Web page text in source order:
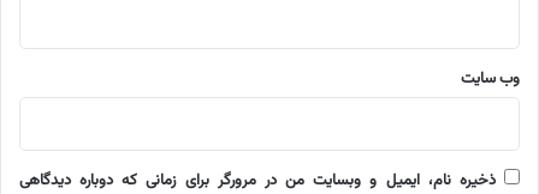
وب‌ سایت
ذخیره نام، ایمیل و وبسایت من در مرورگر برای زمانی که دوباره دیدگاهی